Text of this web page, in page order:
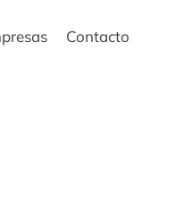
Contacto